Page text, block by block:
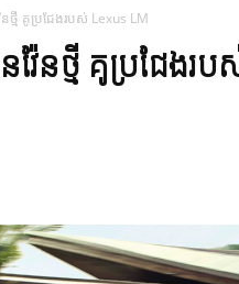
ថ្មី គូប្រជែងរបស់ Lexus LM
ែនថ្មី គូប្រជែងរ